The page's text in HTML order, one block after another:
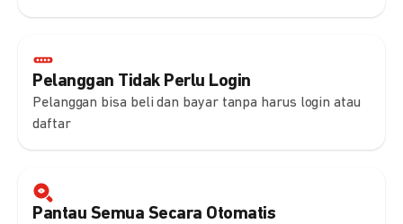
Pelanggan Tidak Perlu Login
Pelanggan bisa beli dan bayar tanpa harus login atau
daftar
Pantau Semua Secara Otomatis